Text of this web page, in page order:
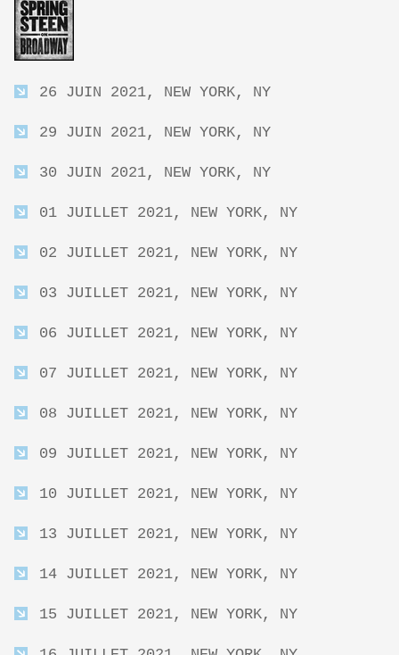
26 JUIN 2021, NEW YORK, NY
29 JUIN 2021, NEW YORK, NY
30 JUIN 2021, NEW YORK, NY
01 JUILLET 2021, NEW YORK, NY
02 JUILLET 2021, NEW YORK, NY
03 JUILLET 2021, NEW YORK, NY
06 JUILLET 2021, NEW YORK, NY
07 JUILLET 2021, NEW YORK, NY
08 JUILLET 2021, NEW YORK, NY
09 JUILLET 2021, NEW YORK, NY
10 JUILLET 2021, NEW YORK, NY
13 JUILLET 2021, NEW YORK, NY
14 JUILLET 2021, NEW YORK, NY
15 JUILLET 2021, NEW YORK, NY